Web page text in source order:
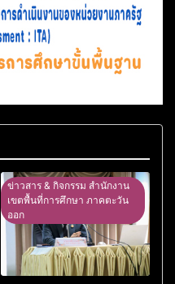
ข่าวสาร & กิจกรรม สำนักงาน
เขตพื้นที่การศึกษา ภาคตะวัน
ออก